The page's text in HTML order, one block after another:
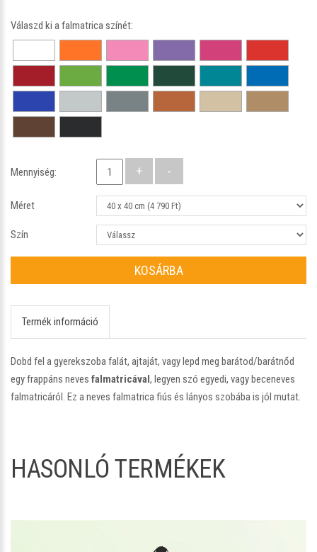
Válaszd ki a falmatrica színét:
Mennyiség:
Méret
Szín
KOSÁRBA
Termék információ
Dobd fel a gyerekszoba falát, ajtaját, vagy lepd meg barátod/barátnőd
egy frappáns neves falmatricával, legyen szó egyedi, vagy beceneves
falmatricáról. Ez a neves falmatrica fiús és lányos szobába is jól mutat.
HASONLÓ TERMÉKEK